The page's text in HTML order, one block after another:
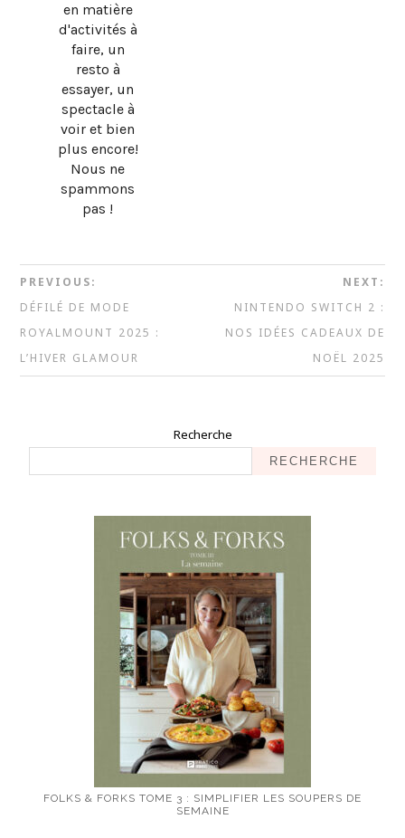
en matière
d'activités à
faire, un
resto à
essayer, un
spectacle à
voir et bien
plus encore!
Nous ne
spammons
pas !
PREVIOUS:
DÉFILÉ DE MODE
ROYALMOUNT 2025 :
L’HIVER GLAMOUR
NEXT:
NINTENDO SWITCH 2 :
NOS IDÉES CADEAUX DE
NOËL 2025
Recherche
RECHERCHE
FOLKS & FORKS TOME 3 : SIMPLIFIER LES SOUPERS DE
SEMAINE